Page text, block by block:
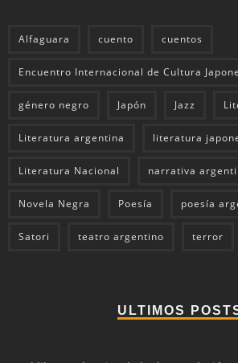
Alfaguara cuento cuentos
Encuentro Internacional de Cultura
género negro Japón Jazz
Literatura argentina literatura
Literatura Nacional narrativa
Novela Negra Poesía poesía
Satori teatro argentino terror
ULTIMOS